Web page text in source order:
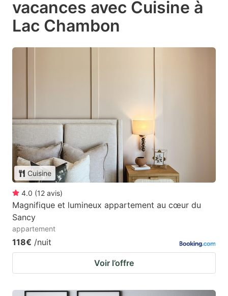
vacances avec Cuisine à
Lac Chambon
Cuisine
4.0 (12 avis)
Magnifique et lumineux appartement au cœur du
Sancy
appartement
118€ /nuit
Voir l’offre